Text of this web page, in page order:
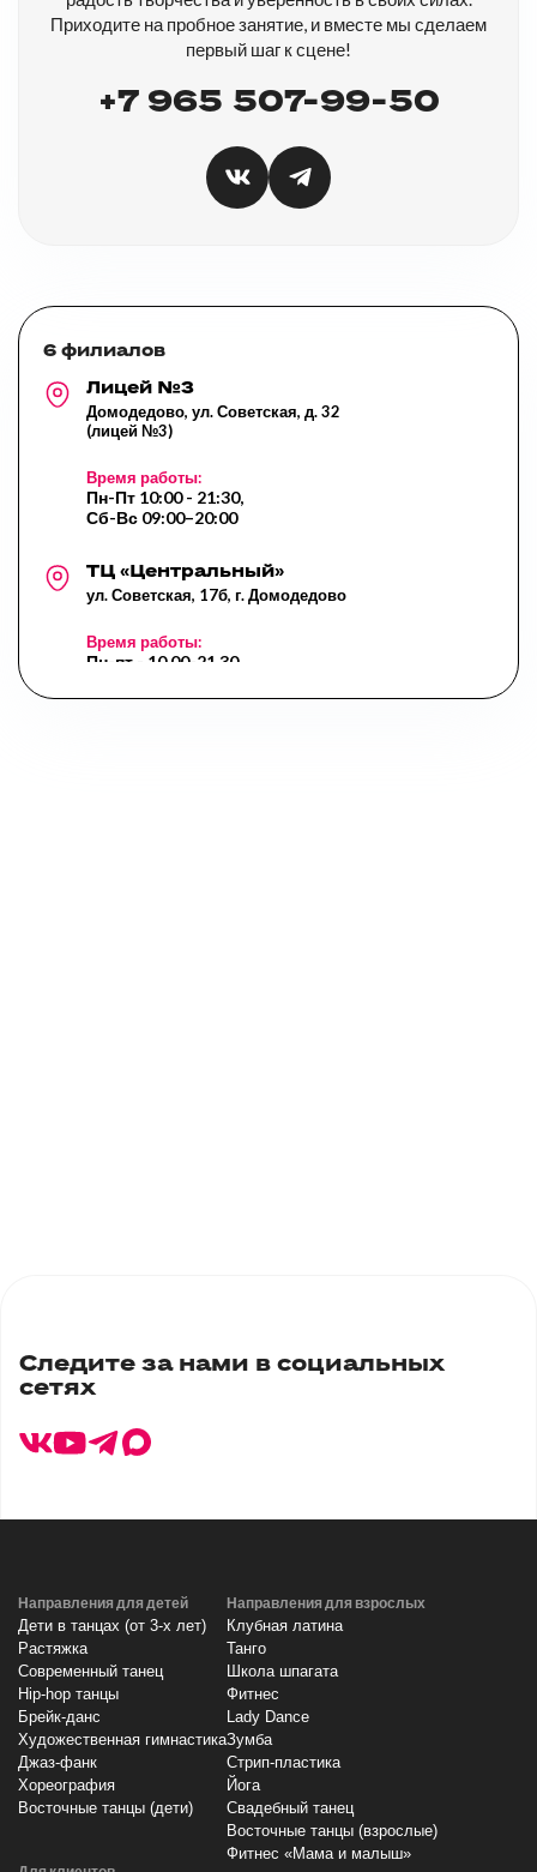
Приходите на пробное занятие, и вместе мы сделаем
первый шаг к сцене!
+7 965 507-99-50
6 филиалов
Лицей №3
Домодедово, ул. Советская, д. 32
(лицей №3)
Время работы:
Пн-Пт 10:00 - 21:30,
Сб-Вс 09:00–20:00
ТЦ «Центральный»
ул. Советская, 17б, г. Домодедово
Время работы:
Пн-пт - 10.00-21.30,
Вс - 10.00-20.00,
Время работы:
Пн-Вс 10:00 - 22:00,
Следите за нами в социальных
сетях
Направления для детей
Дети в танцах (от 3-х лет)
Растяжка
Современный танец
Hip-hop танцы
Брейк-данс
Художественная гимнастика
Джаз-фанк
Хореография
Восточные танцы (дети)
Направления для взрослых
Клубная латина
Танго
Школа шпагата
Фитнес
Lady Dance
Зумба
Стрип-пластика
Йога
Свадебный танец
Восточные танцы (взрослые)
Фитнес «Мама и малыш»